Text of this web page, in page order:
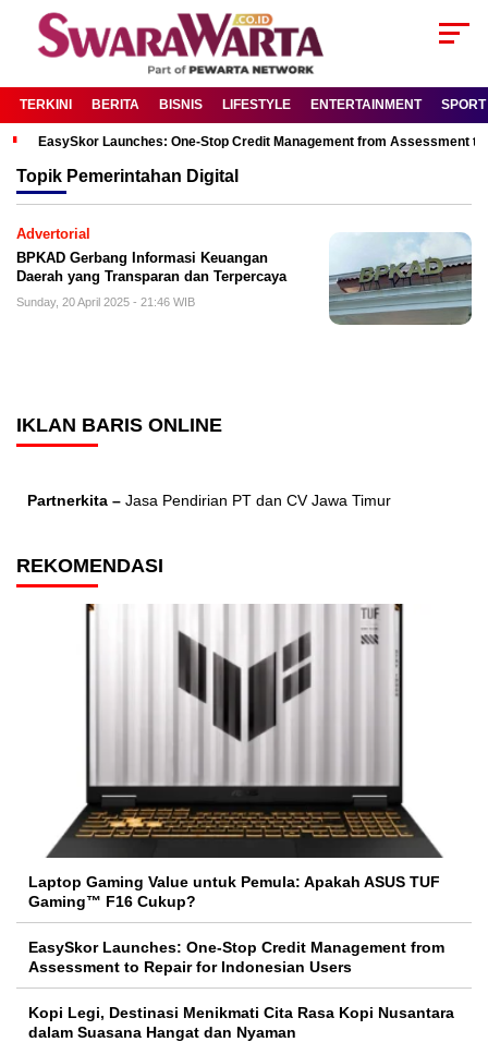
TERKINI BERITA BISNIS LIFESTYLE ENTERTAINMENT SPORT
EasySkor Launches: One-Stop Credit Management from Assessment
Topik Pemerintahan Digital
Advertorial
BPKAD Gerbang Informasi Keuangan
Daerah yang Transparan dan Terpercaya
Sunday, 20 April 2025 - 21:46 WIB
IKLAN BARIS ONLINE
Partnerkita – Jasa Pendirian PT dan CV Jawa Timur
REKOMENDASI
Laptop Gaming Value untuk Pemula: Apakah ASUS TUF
Gaming™ F16 Cukup?
EasySkor Launches: One-Stop Credit Management from
Assessment to Repair for Indonesian Users
Kopi Legi, Destinasi Menikmati Cita Rasa Kopi Nusantara
dalam Suasana Hangat dan Nyaman